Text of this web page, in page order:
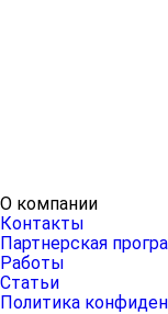
О компании
Контакты
Партнерская
Работы
Статьи
Политика